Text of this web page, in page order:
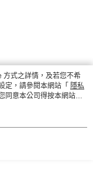
方式之詳情，及若您不希
定，請參閱本網站「 隱私
同意本公司得按本網站使